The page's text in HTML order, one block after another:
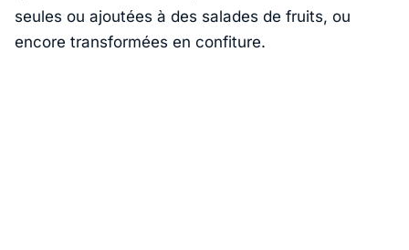
seules ou ajoutées à des salades de fruits, ou
encore transformées en confiture.